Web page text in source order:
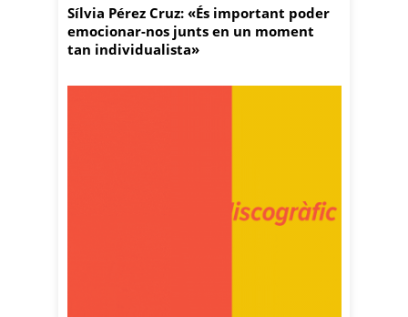
Sílvia Pérez Cruz: «És important poder
emocionar-nos junts en un moment
tan individualista»